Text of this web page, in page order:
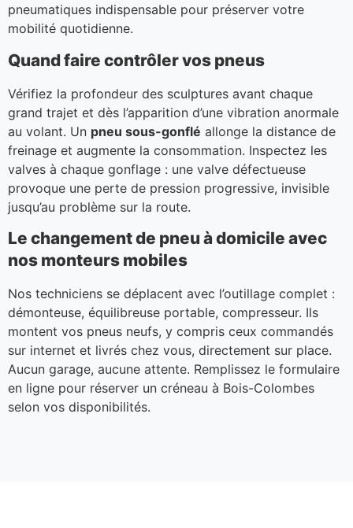
pneumatiques indispensable pour préserver votre
mobilité quotidienne.
Quand faire contrôler vos pneus
Vérifiez la profondeur des sculptures avant chaque
grand trajet et dès l’apparition d’une vibration anormale
au volant. Un pneu sous-gonflé allonge la distance de
freinage et augmente la consommation. Inspectez les
valves à chaque gonflage : une valve défectueuse
provoque une perte de pression progressive, invisible
jusqu’au problème sur la route.
Le changement de pneu à domicile avec
nos monteurs mobiles
Nos techniciens se déplacent avec l’outillage complet :
démonteuse, équilibreuse portable, compresseur. Ils
montent vos pneus neufs, y compris ceux commandés
sur internet et livrés chez vous, directement sur place.
Aucun garage, aucune attente. Remplissez le formulaire
en ligne pour réserver un créneau à Bois-Colombes
selon vos disponibilités.